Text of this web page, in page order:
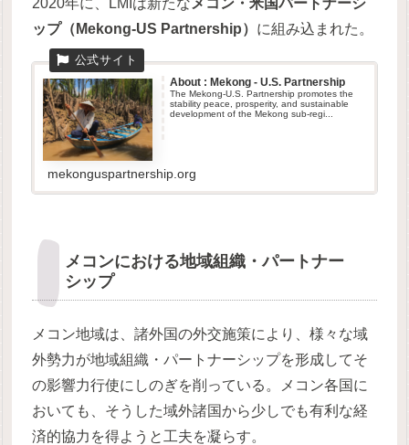
2020年に、LMIは新たな メコン・米国パートナーシ
ップ（Mekong-US Partnership） に組み込まれた。
About : Mekong - U.S. Partnership
The Mekong-U.S. Partnership promotes the
stability peace, prosperity, and sustainable
development of the Mekong sub-regi...
mekonguspartnership.org
メコンにおける地域組織・パートナー
シップ
メコン地域は、諸外国の外交施策により、様々な域
外勢力が地域組織・パートナーシップを形成してそ
の影響力行使にしのぎを削っている。メコン各国に
おいても、そうした域外諸国から少しでも有利な経
済的協力を得ようと工夫を凝らす。